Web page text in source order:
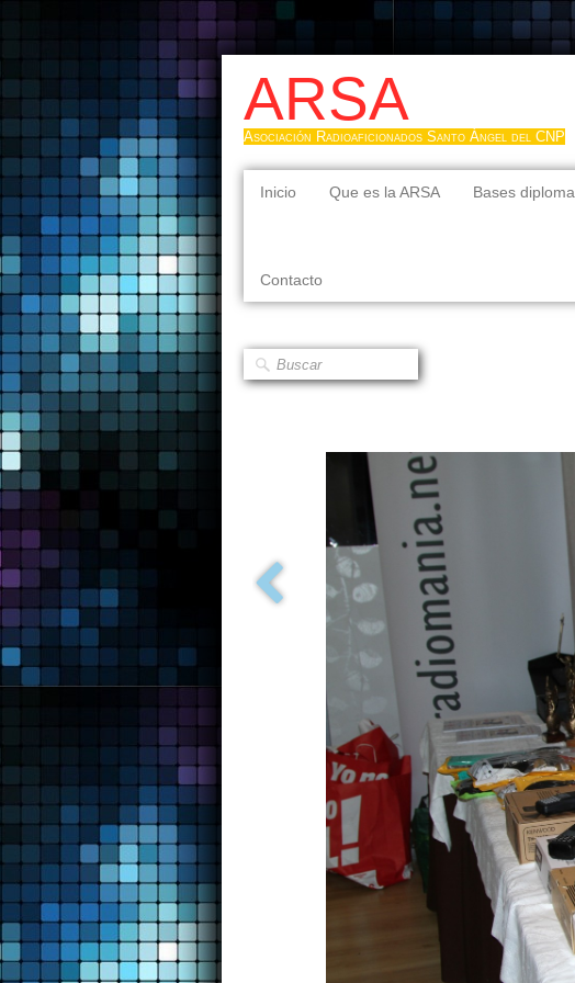
ARSA
Asociación Radioaficionados Santo Ángel del CNP
Inicio Que es la ARSA Bases diploma
Contacto